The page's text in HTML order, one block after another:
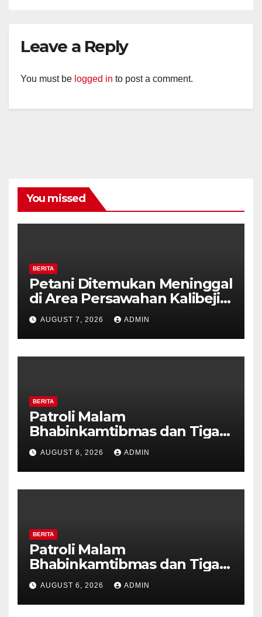
Leave a Reply
You must be logged in to post a comment.
You missed
BERITA
Petani Ditemukan Meninggal
di Area Persawahan Kalibeji,
Polisi Pastikan Tidak Ada
Tanda Kekerasan
AUGUST 7, 2026 ADMIN
BERITA
Patroli Malam
Bhabinkamtibmas dan Tiga
Pilar Kelurahan Ungaran
Perkuat Kamtibmas, Warga
Diajak Aktifkan Ronda
AUGUST 6, 2026 ADMIN
BERITA
Patroli Malam
Bhabinkamtibmas dan Tiga
Pilar Kelurahan Ungaran
Perkuat Kamtibmas, Warga
Diajak Aktifkan Ronda
AUGUST 6, 2026 ADMIN